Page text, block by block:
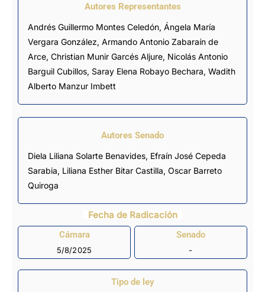
Autores Representantes
Andrés Guillermo Montes Celedón, Ángela María
Vergara González, Armando Antonio Zabaraín de
Arce, Christian Munir Garcés Aljure, Nicolás Antonio
Barguil Cubillos, Saray Elena Robayo Bechara, Wadith
Alberto Manzur Imbett
Autores Senado
Diela Liliana Solarte Benavides, Efraín José Cepeda
Sarabia, Liliana Esther Bitar Castilla, Oscar Barreto
Quiroga
Fecha de Radicación
Cámara
5/8/2025
Senado
-
Tipo de ley